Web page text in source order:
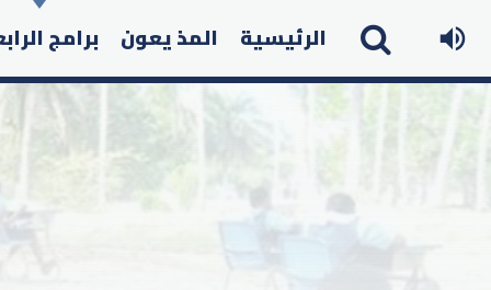
الرئيسية المذ يعون برامج